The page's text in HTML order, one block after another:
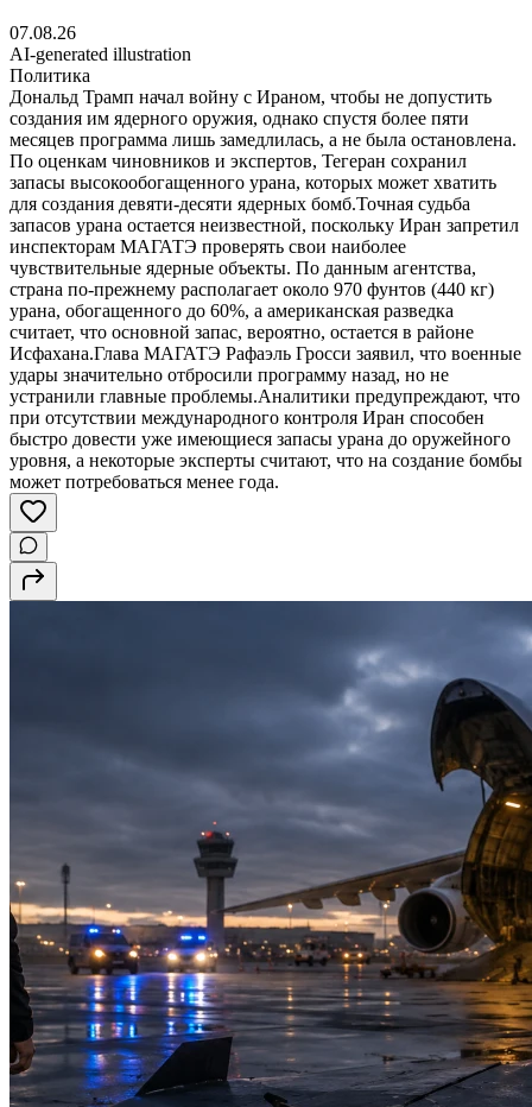
07.08.26
AI-generated illustration
Политика
Дональд Трамп начал войну с Ираном, чтобы не допустить
создания им ядерного оружия, однако спустя более пяти
месяцев программа лишь замедлилась, а не была остановлена.
По оценкам чиновников и экспертов, Тегеран сохранил
запасы высокообогащенного урана, которых может хватить
для создания девяти-десяти ядерных бомб.Точная судьба
запасов урана остается неизвестной, поскольку Иран запретил
инспекторам МАГАТЭ проверять свои наиболее
чувствительные ядерные объекты. По данным агентства,
страна по-прежнему располагает около 970 фунтов (440 кг)
урана, обогащенного до 60%, а американская разведка
считает, что основной запас, вероятно, остается в районе
Исфахана.Глава МАГАТЭ Рафаэль Гросси заявил, что военные
удары значительно отбросили программу назад, но не
устранили главные проблемы.Аналитики предупреждают, что
при отсутствии международного контроля Иран способен
быстро довести уже имеющиеся запасы урана до оружейного
уровня, а некоторые эксперты считают, что на создание бомбы
может потребоваться менее года.